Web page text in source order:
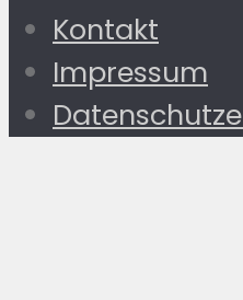
Kontakt
Impressum